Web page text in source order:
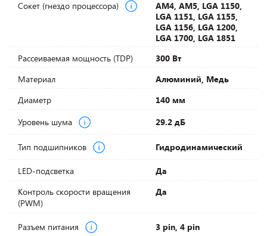
Сокет (гнездо процессора)
AM4, AM5, LGA 1150,
LGA 1151, LGA 1155,
LGA 1156, LGA 1200,
LGA 1700, LGA 1851
Рассеиваемая мощность (TDP)
300 Вт
Материал
Алюминий, Медь
Диаметр
140 мм
Уровень шума
29.2 дБ
Тип подшипников Гидродинамический
LED-подсветка
Да
Контроль скорости вращения
(PWM)
Да
Разъем питания 3 pin, 4 pin